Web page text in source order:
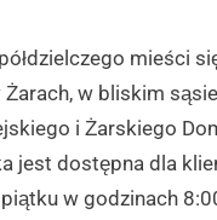
mieści
Żarach, w bliskim
i Żarskiego
jest dostępna dla
w godzinach